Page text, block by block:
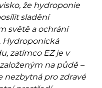
že hydroponie
sladění
světě a ochrání
Hydroponická
zatímco EZ je v
na půdě –
nezbytná pro zdravé